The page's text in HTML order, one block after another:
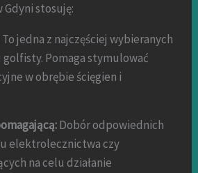
Gdyni stosuję:
To jedna z najczęściej wybieranych
Pomaga stymulować
w obrębie ścięgien i
Dobór odpowiednich
elektrolecznictwa czy
na celu działanie